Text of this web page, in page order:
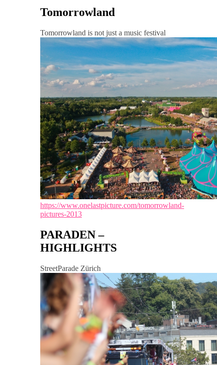
Tomorrowland
Tomorrowland is not just a music festival
https://www.onelastpicture.com/tomorrowland-
pictures-2013
PARADEN –
HIGHLIGHTS
StreetParade Zürich